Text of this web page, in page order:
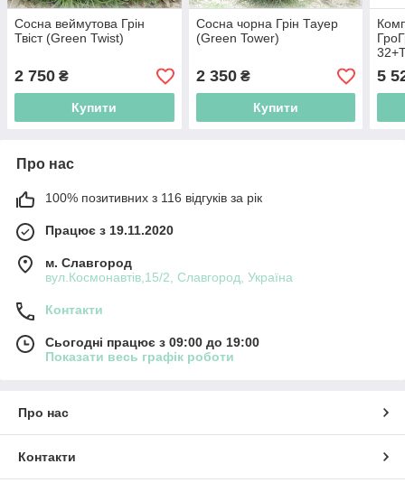
Сосна веймутова Грін
Твіст (Green Twist)
2 750 ₴
Купити
Сосна чорна Грін Тауер
(Green Tower)
2 350₴
Купити
5
Про нас
100% позитивних з 116 відгуків за рік
Працює з 19.11.2020
м. Славгород
вул.Космонавтів,15/2, Славгород, Україна
Контакти
Сьогодні працює з 09:00 до 19:00
Показати весь графік роботи
Про нас
Контакти